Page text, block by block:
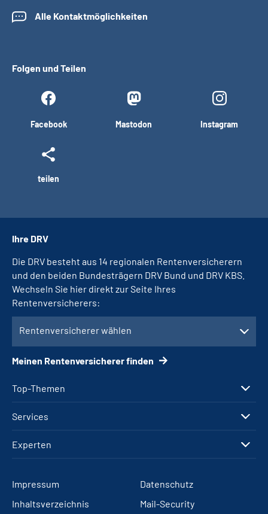
Alle Kontaktmöglichkeiten
Folgen und Teilen
Facebook Mastodon Instagram
teilen
Top-Themen
Services
Experten
Ihre DRV
Die DRV besteht aus 14 regionalen Rentenversicherern
und den beiden Bundesträgern DRV Bund und DRV KBS.
Wechseln Sie hier direkt zur Seite Ihres
Rentenversicherers:
Rentenversicherer wählen
Meinen Rentenversicherer finden
Impressum
Datenschutz
Inhaltsverzeichnis
Mail-Security